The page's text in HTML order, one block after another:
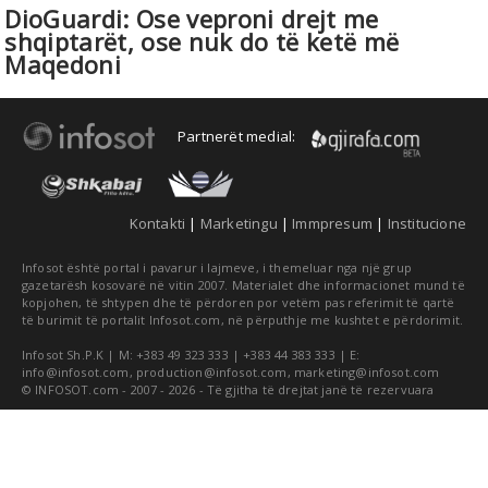
DioGuardi: Ose veproni drejt me
shqiptarët, ose nuk do të ketë më
Maqedoni
Partnerët medial:
Kontakti | Marketingu | Immpresum | Institucione
Infosot është portal i pavarur i lajmeve, i themeluar nga një grup
gazetarësh kosovarë në vitin 2007. Materialet dhe informacionet mund të
kopjohen, të shtypen dhe të përdoren por vetëm pas referimit të qartë
të burimit të portalit Infosot.com, në përputhje me kushtet e përdorimit.
Infosot Sh.P.K | M: +383 49 323 333 | +383 44 383 333 | E:
info@infosot.com , production@infosot.com , marketing@infosot.com
© INFOSOT.com - 2007 - 2026 - Të gjitha të drejtat janë të rezervuara